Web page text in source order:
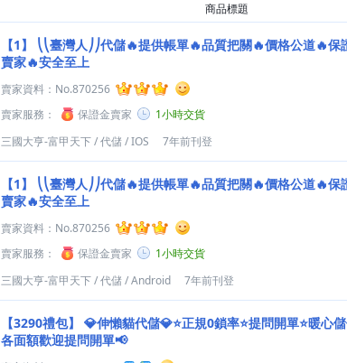
商品標題
【1】
⎝⎝臺灣人⎠⎠代儲🔥提供帳單🔥品質把關🔥價格公道🔥保
賣家🔥安全至上
賣家資料： No.870256
賣家服務：
保證金賣家
1小時交貨
三國大亨-富甲天下/代儲/IOS 7年前刊登
【1】
⎝⎝臺灣人⎠⎠代儲🔥提供帳單🔥品質把關🔥價格公道🔥保
賣家🔥安全至上
賣家資料： No.870256
賣家服務：
保證金賣家
1小時交貨
三國大亨-富甲天下/代儲/Android 7年前刊登
【3290禮包】
💎伸懶貓代儲💎⭐正規0鎖率⭐提問開單⭐暖心
各面額歡迎提問開單📢